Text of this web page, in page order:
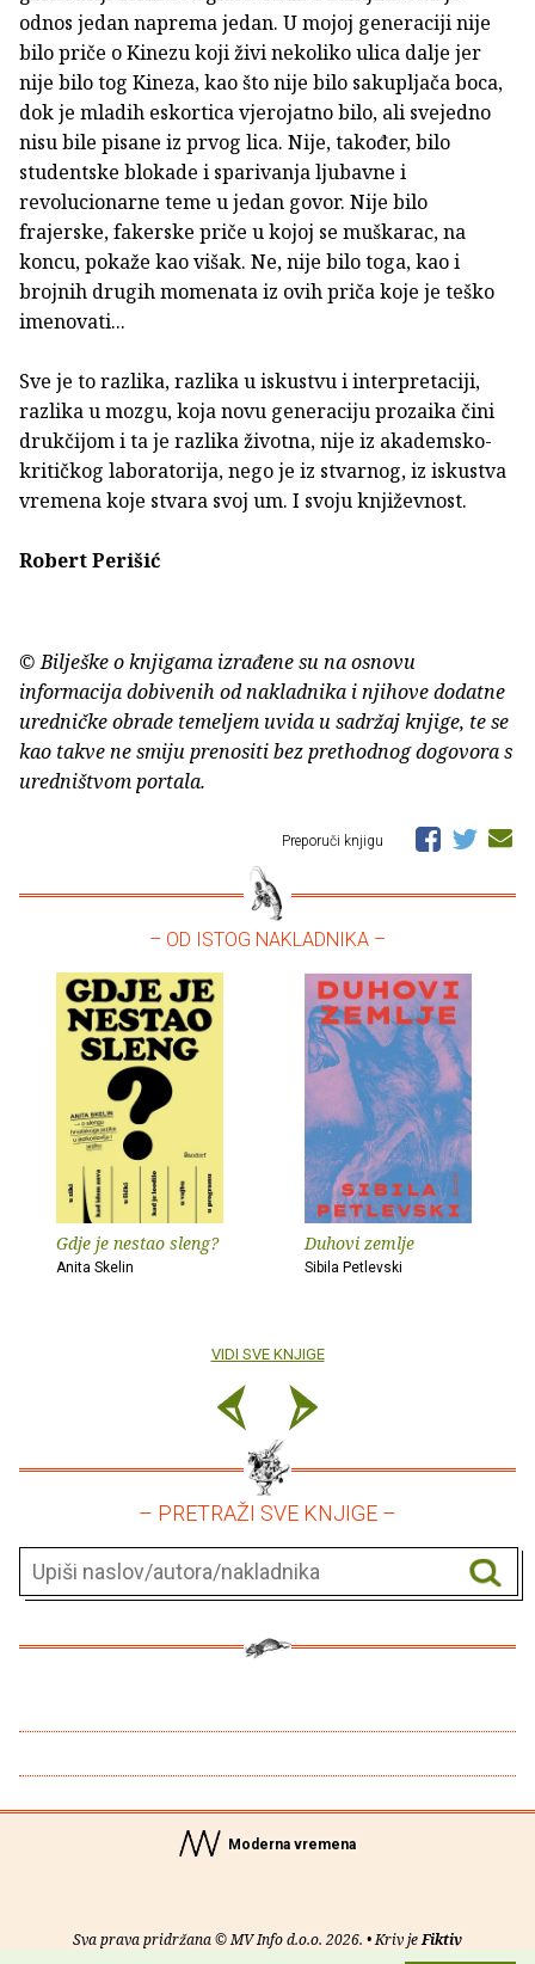
odnos jedan naprema jedan. U mojoj generaciji nije
bilo priče o Kinezu koji živi nekoliko ulica dalje jer
nije bilo tog Kineza, kao što nije bilo sakupljača boca,
dok je mladih eskortica vjerojatno bilo, ali svejedno
nisu bile pisane iz prvog lica. Nije, također, bilo
studentske blokade i sparivanja ljubavne i
revolucionarne teme u jedan govor. Nije bilo
frajerske, fakerske priče u kojoj se muškarac, na
koncu, pokaže kao višak. Ne, nije bilo toga, kao i
brojnih drugih momenata iz ovih priča koje je teško
imenovati...
Sve je to razlika, razlika u iskustvu i interpretaciji,
razlika u mozgu, koja novu generaciju prozaika čini
drukčijom i ta je razlika životna, nije iz akademsko-
kritičkog laboratorija, nego je iz stvarnog, iz iskustva
vremena koje stvara svoj um. I svoju književnost.
Robert Perišić
© Bilješke o knjigama izrađene su na osnovu
informacija dobivenih od nakladnika i njihove dodatne
uredničke obrade temeljem uvida u sadržaj knjige, te se
kao takve ne smiju prenositi bez prethodnog dogovora s
uredništvom portala.
Preporuči knjigu
– OD ISTOG NAKLADNIKA –
Gdje je nestao sleng?
Anita Skelin
Duhovi zemlje
Sibila Petlevski
VIDI SVE KNJIGE
– PRETRAŽI SVE KNJIGE –
Moderna vremena
Sva prava pridržana © MV Info d.o.o. 2026. • Kriv jeFiktiv